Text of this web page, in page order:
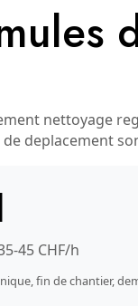
nettoyage
deplacement
45 CHF/h
fin de chantier,